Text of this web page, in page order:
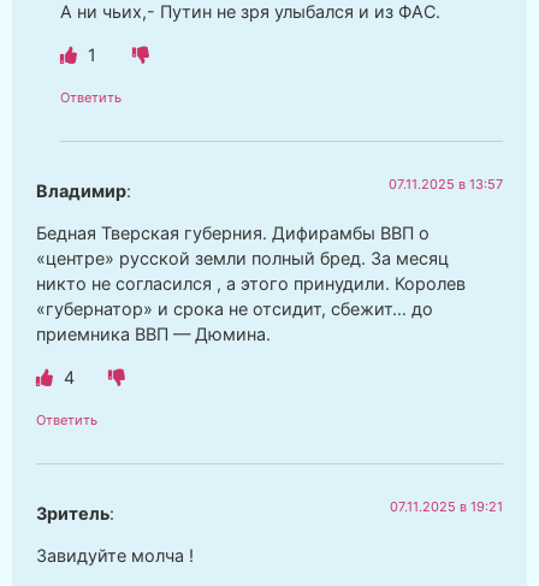
А ни чьих,- Путин не зря улыбался и из ФАС.
1
Ответить
Владимир: 07.11.2025 в 13:57
Бедная Тверская губерния. Дифирамбы ВВП о
«центре» русской земли полный бред. За месяц
никто не согласился , а этого принудили. Королев
«губернатор» и срока не отсидит, сбежит… до
приемника ВВП — Дюмина.
4
Ответить
Зритель: 07.11.2025 в 19:21
Завидуйте молча !